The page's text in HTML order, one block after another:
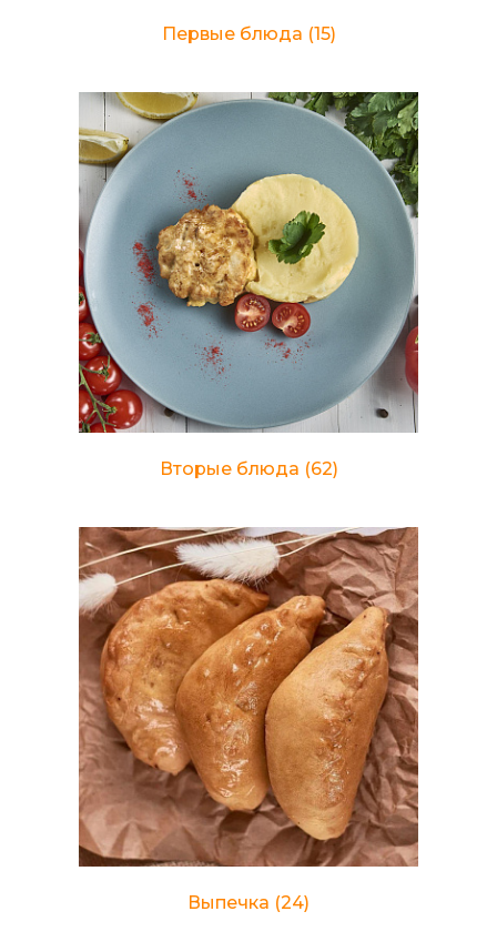
Первые блюда (15)
Вторые блюда (62)
Выпечка (24)